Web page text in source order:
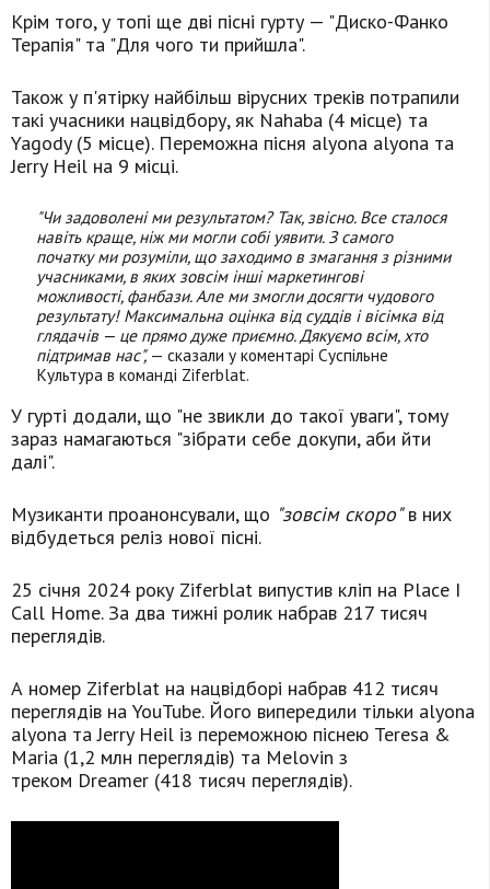
Крім того, у топі ще дві пісні гурту — "Диско-Фанко
Терапія" та "Для чого ти прийшла".
Також у п'ятірку найбільш вірусних треків потрапили
такі учасники нацвідбору, як Nahaba (4 місце) та
Yagody (5 місце). Переможна пісня alyona alyona та
Jerry Heil на 9 місці.
"Чи задоволені ми результатом? Так, звісно. Все сталося
навіть краще, ніж ми могли собі уявити. З самого
початку ми розуміли, що заходимо в змагання з різними
учасниками, в яких зовсім інші маркетингові
можливості, фанбази. Але ми змогли досягти чудового
результату! Максимальна оцінка від суддів і вісімка від
глядачів — це прямо дуже приємно. Дякуємо всім, хто
підтримав нас", — сказали у коментарі Суспільне
Культура в команді Ziferblat.
У гурті додали, що "не звикли до такої уваги", тому
зараз намагаються "зібрати себе докупи, аби йти
далі".
Музиканти проанонсували, що "зовсім скоро"в них
відбудеться реліз нової пісні.
25 січня 2024 року Ziferblat випустив кліп на Place I
Call Home. За два тижні ролик набрав 217 тисяч
переглядів.
А номер Ziferblat на нацвідборі набрав 412 тисяч
переглядів на YouTube. Його випередили тільки alyona
alyona та Jerry Heil із переможною піснею Teresa &
Maria (1,2 млн переглядів) та Melovin з
треком Dreamer (418 тисяч переглядів).